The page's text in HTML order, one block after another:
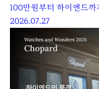
100만원부터 하이엔드까
2026.07.27